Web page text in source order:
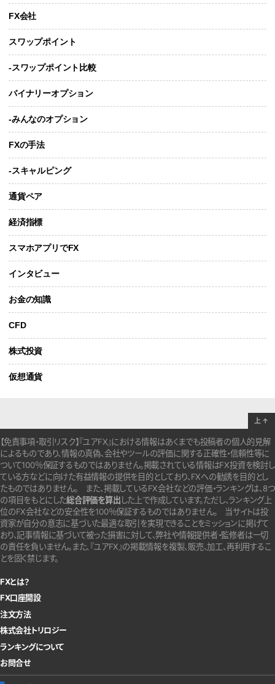
FX会社
スワップポイント
-スワップポイント比較
バイナリーオプション
-みんなのオプション
FXの手法
-スキャルピング
通貨ペア
経済指標
スマホアプリでFX
インタビュー
お金の知識
CFD
株式投資
仮想通貨
【免責事項・取引リスク】『ユアFX』における情報はあくまでも投稿者の個人的見解
によるものであり、情報の真偽、会社やツールの評価に関する正確性・信頼性等に
ついて100％保証するものではありません。掲載されている情報はFX投資を検討し
ている方などに向けた有益情報の提供を目的としており、FXへの勧誘を目的とし
たものではありません。 また、掲載しているFX会社などの評価・ランキングは、8つ
の項目をもとにした総合評価を算出した上で作成しています。ただし、ランキング上
位のFX会社などの安全性を100％保証するものではありません。
当サイトは投
資家が自分の意志に基づいた最適な取引を実現できることをミッションに掲げて
おり、記事情報に基づいて被った損害に対して、弊社や情報提供者・監修者は一切
の責任を負いません。また、『ユアFX』の掲載情報を複製、販売、加工、再利用するこ
とを固く禁じます。
FXとは？
FX口座開設
注文方法
株式会社トリロジー
ランキングについて
お問合せ
上 ↑